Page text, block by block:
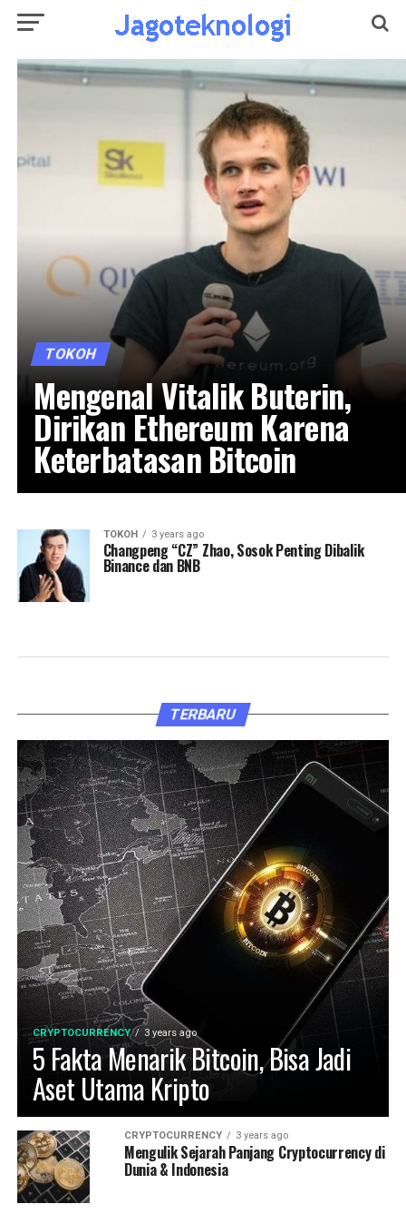
TOKOH
Mengenal Vitalik Buterin,
Dirikan Ethereum Karena
Keterbatasan Bitcoin
TOKOH 3 years ago
Changpeng “CZ” Zhao, Sosok Penting Dibalik
Binance dan BNB
TERBARU
CRYPTOCURRENCY 3 years ago
5 Fakta Menarik Bitcoin, Bisa Jadi
Aset Utama Kripto
CRYPTOCURRENCY 3 years ago
Mengulik Sejarah Panjang Cryptocurrency di
Dunia & Indonesia